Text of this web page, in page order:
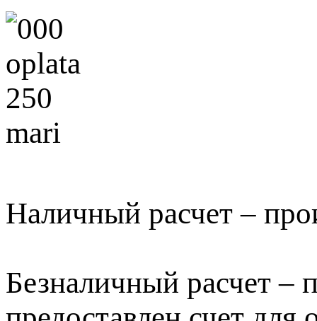
Наличный расчет –
Безналичный расчет –